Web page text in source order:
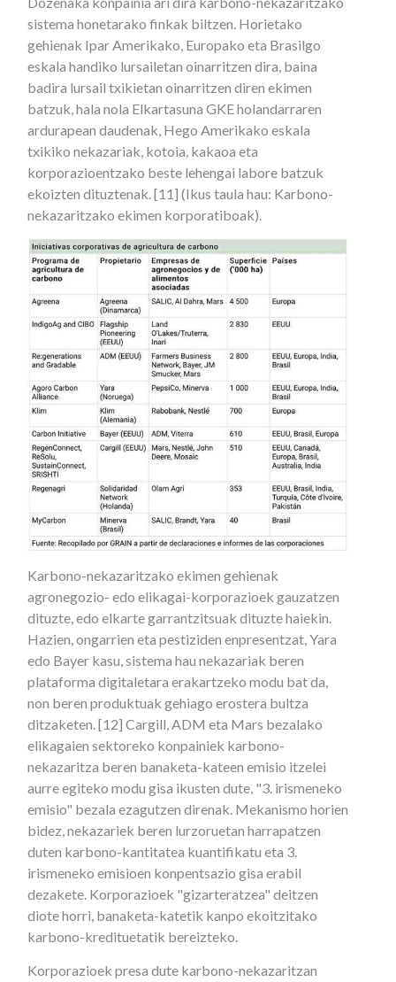
sistema honetarako finkak biltzen. Horietako
gehienak Ipar Amerikako, Europako eta Brasilgo
eskala handiko lursailetan oinarritzen dira, baina
badira lursail txikietan oinarritzen diren ekimen
batzuk, hala nola Elkartasuna GKE holandarraren
ardurapean daudenak, Hego Amerikako eskala
txikiko nekazariak, kotoia, kakaoa eta
korporazioentzako beste lehengai labore batzuk
ekoizten dituztenak. [11] (Ikus taula hau: Karbono-
nekazaritzako ekimen korporatiboak).
Karbono-nekazaritzako ekimen gehienak
agronegozio- edo elikagai-korporazioek gauzatzen
dituzte, edo elkarte garrantzitsuak dituzte haiekin.
Hazien, ongarrien eta pestiziden enpresentzat, Yara
edo Bayer kasu, sistema hau nekazariak beren
plataforma digitaletara erakartzeko modu bat da,
non beren produktuak gehiago erostera bultza
ditzaketen. [12] Cargill, ADM eta Mars bezalako
elikagaien sektoreko konpainiek karbono-
nekazaritza beren banaketa-kateen emisio itzelei
aurre egiteko modu gisa ikusten dute, "3. irismeneko
emisio" bezala ezagutzen direnak. Mekanismo horien
bidez, nekazariek beren lurzoruetan harrapatzen
duten karbono-kantitatea kuantifikatu eta 3.
irismeneko emisioen konpentsazio gisa erabil
dezakete. Korporazioek "gizarteratzea" deitzen
diote horri, banaketa-katetik kanpo ekoitzitako
karbono-kredituetatik bereizteko.
Korporazioek presa dute karbono-nekazaritzan